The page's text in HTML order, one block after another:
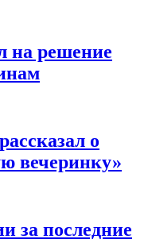
на решение
о
вечеринку»
за последние